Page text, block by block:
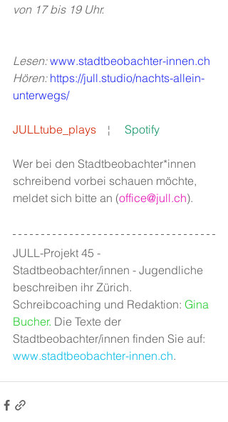
von 17 bis 19 Uhr.
Lesen: www.stadtbeobachter-innen.ch
Hören: https://jull.studio/nachts-allein-
unterwegs/
JULLtube_plays
   ¦
Spotify
Wer bei den Stadtbeobachter*innen
schreibend vorbei schauen möchte,
meldet sich bitte an (office@jull.ch).
JULL-Projekt 45 -
Stadtbeobachter/innen - Jugendliche
beschreiben ihr Zürich.
Schreibcoaching und Redaktion: Gina
Bucher. Die Texte der
Stadtbeobachter/innen finden Sie auf:
www.stadtbeobachter-innen.ch.